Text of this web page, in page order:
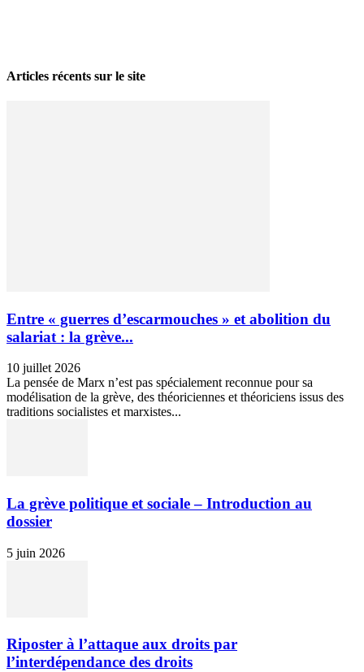
Articles récents sur le site
Entre « guerres d’escarmouches » et abolition du
salariat : la grève...
10 juillet 2026
La pensée de Marx n’est pas spécialement reconnue pour sa
modélisation de la grève, des théoriciennes et théoriciens issus des
traditions socialistes et marxistes...
La grève politique et sociale – Introduction au
dossier
5 juin 2026
Riposter à l’attaque aux droits par
l’interdépendance des droits